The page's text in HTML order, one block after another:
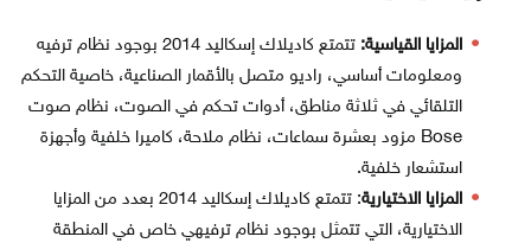
المزايا القياسية:
تتمتع كاديلاك إسكاليد 2014 بوجود نظام ترفيه
ومعلومات أساسي، راديو متصل بالأقمار الصناعية، خاصية التحكم
التلقائي في ثلاثة مناطق، أدوات تحكم في الصوت، نظام صوت
Bose مزود بعشرة سماعات، نظام ملاحة، كاميرا خلفية وأجهزة
استشعار خلفية.
المزايا الاختيارية
: تتمتع كاديلاك إسكاليد 2014 بعدد من المزايا
الاختيارية، التي تتمثل بوجود نظام ترفيهي خاص في المنطقة